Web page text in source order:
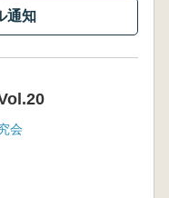
通知
会